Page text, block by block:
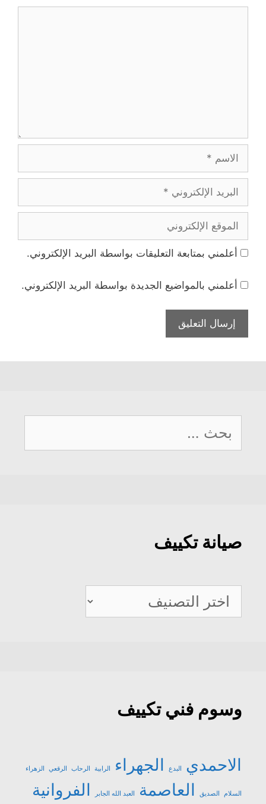
الاسم
البريد
الإلكتروني
الموقع
الإلكتروني
أعلمني بمتابعة التعليقات بواسطة البريد الإلكتروني.
أعلمني بالمواضيع الجديدة بواسطة البريد الإلكتروني.
البحث
عن:
صيانة تكييف
صيانة
تكييف
وسوم فني تكييف
الاحمدي البدع الجهراء الرابية الرحاب الرقعي الزهراء
السلام الصديق العاصمة العبد الله الجابر الفروانية